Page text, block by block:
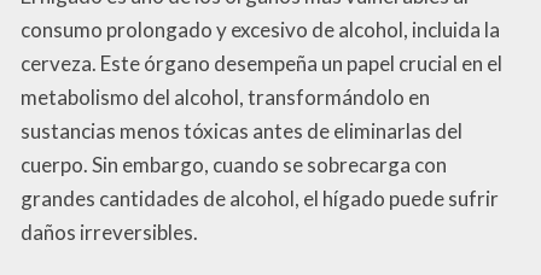
consumo prolongado y excesivo de alcohol, incluida la
cerveza. Este órgano desempeña un papel crucial en el
metabolismo del alcohol, transformándolo en
sustancias menos tóxicas antes de eliminarlas del
cuerpo. Sin embargo, cuando se sobrecarga con
grandes cantidades de alcohol, el hígado puede sufrir
daños irreversibles.